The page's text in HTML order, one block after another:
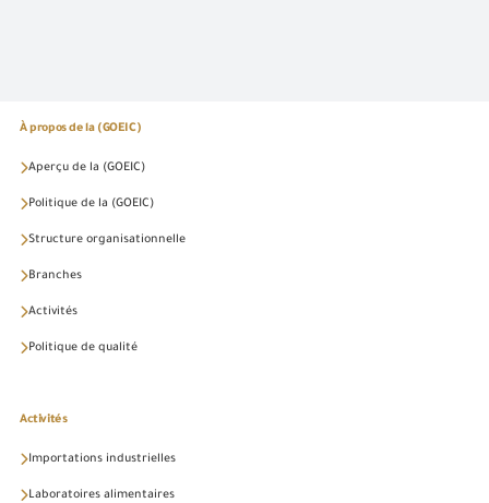
À propos de la (GOEIC)
Aperçu de la (GOEIC)
Politique de la (GOEIC)
Structure organisationnelle
Branches
Activités
Politique de qualité
Activités
Importations industrielles
Laboratoires alimentaires